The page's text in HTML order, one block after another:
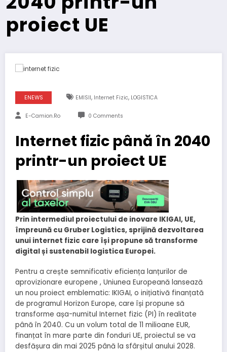
proiect UE
ENEWS EMISII, Internet Fizic, LOGISTICA
E-Camion.ro 0 Comments
Internet fizic până în 2040
printr-un proiect UE
Prin intermediul proiectului de inovare IKIGAI, UE,
împreună cu Gruber Logistics, sprijină dezvoltarea
unui internet fizic care își propune să transforme
digital și sustenabil logistica Europei.
Pentru a crește semnificativ eficiența lanțurilor de
aprovizionare europene , Uniunea Europeană lansează
un nou proiect emblematic: IKIGAI, o inițiativă finanțată
de programul Horizon Europe, care își propune să
transforme așa-numitul Internet fizic (PI) în realitate
până în 2040. Cu un volum total de 11 milioane EUR,
finanțat în mare parte din fonduri UE, proiectul se va
desfășura din mai 2025 până la sfârșitul anului 2028.